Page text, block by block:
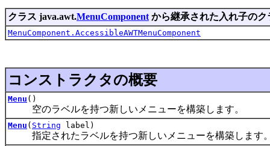
クラス java.awt.MenuComponent から継承された入れ子の
MenuComponent.AccessibleAWTMenuComponent
コンストラクタの概要
Menu ()
空のラベルを持つ新しいメニューを構築します。
Menu ( String label)
指定されたラベルを持つ新しいメニューを構築します